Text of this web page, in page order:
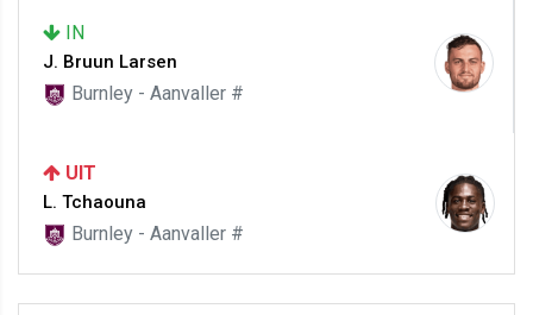
IN
J. Bruun Larsen
Burnley - Aanvaller #
UIT
L. Tchaouna
Burnley - Aanvaller #